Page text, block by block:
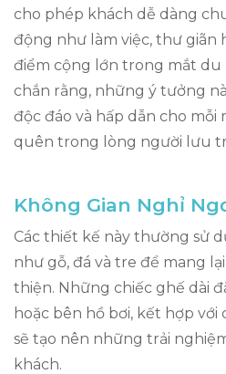
cho phép khách dễ dàng
động như làm việc, thư giãn
điểm cộng lớn trong mắt du
chắn rằng, những ý tưởng
độc đáo và hấp dẫn cho mỗi
quên trong lòng người lưu
Không Gian Nghỉ
Các thiết kế này thường sử
như gỗ, đá và tre để mang
thiện. Những chiếc ghế dài
hoặc bên hồ bơi, kết hợp với
sẽ tạo nên những trải
khách.